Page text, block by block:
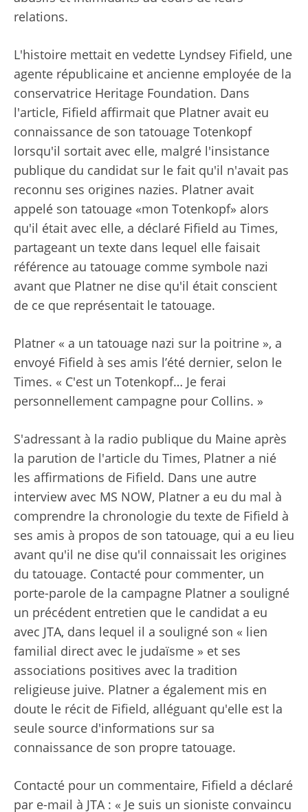
relations.
L'histoire mettait en vedette Lyndsey Fifield, une
agente républicaine et ancienne employée de la
conservatrice Heritage Foundation. Dans
l'article, Fifield affirmait que Platner avait eu
connaissance de son tatouage Totenkopf
lorsqu'il sortait avec elle, malgré l'insistance
publique du candidat sur le fait qu'il n'avait pas
reconnu ses origines nazies. Platner avait
appelé son tatouage «mon Totenkopf» alors
qu'il était avec elle, a déclaré Fifield au Times,
partageant un texte dans lequel elle faisait
référence au tatouage comme symbole nazi
avant que Platner ne dise qu'il était conscient
de ce que représentait le tatouage.
Platner « a un tatouage nazi sur la poitrine », a
envoyé Fifield à ses amis l’été dernier, selon le
Times. « C'est un Totenkopf… Je ferai
personnellement campagne pour Collins. »
S'adressant à la radio publique du Maine après
la parution de l'article du Times, Platner a nié
les affirmations de Fifield. Dans une autre
interview avec MS NOW, Platner a eu du mal à
comprendre la chronologie du texte de Fifield à
ses amis à propos de son tatouage, qui a eu lieu
avant qu'il ne dise qu'il connaissait les origines
du tatouage. Contacté pour commenter, un
porte-parole de la campagne Platner a souligné
un précédent entretien que le candidat a eu
avec JTA, dans lequel il a souligné son « lien
familial direct avec le judaïsme » et ses
associations positives avec la tradition
religieuse juive. Platner a également mis en
doute le récit de Fifield, alléguant qu'elle est la
seule source d'informations sur sa
connaissance de son propre tatouage.
Contacté pour un commentaire, Fifield a déclaré
par e-mail à JTA : « Je suis un sioniste convaincu